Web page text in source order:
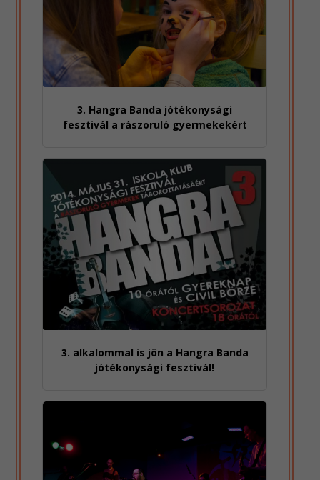
3. Hangra Banda jótékonysági
fesztivál a rászoruló gyermekekért
3. alkalommal is jön a Hangra Banda
jótékonysági fesztivál!